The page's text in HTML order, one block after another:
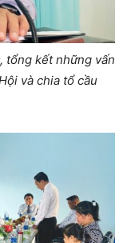
tổng kết những vấn
và chia tổ cầu